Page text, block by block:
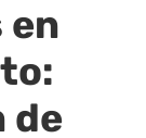
en
de